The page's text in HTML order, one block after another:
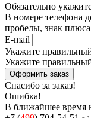
Обязательно
В номере телефона
пробелы, знак
E-mail
Укажите
Укажите
Спасибо за заказ!
Ошибка!
В ближайшее время